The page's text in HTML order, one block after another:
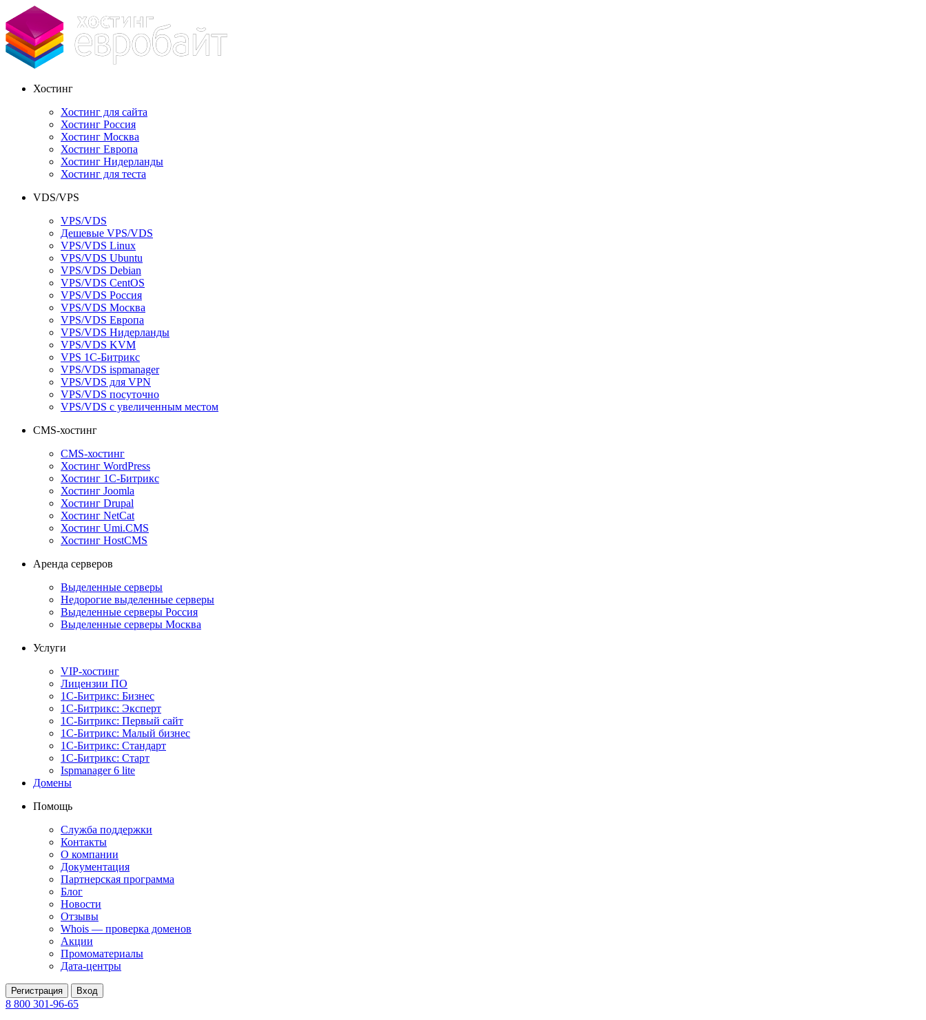
Хостинг
Хостинг для сайта
Хостинг Россия
Хостинг Москва
Хостинг Европа
Хостинг Нидерланды
Хостинг для теста
VDS/VPS
VPS/VDS
Дешевые VPS/VDS
VPS/VDS Linux
VPS/VDS Ubuntu
VPS/VDS Debian
VPS/VDS CentOS
VPS/VDS Россия
VPS/VDS Москва
VPS/VDS Европа
VPS/VDS Нидерланды
VPS/VDS KVM
VPS 1С-Битрикс
VPS/VDS ispmanager
VPS/VDS для VPN
VPS/VDS посуточно
VPS/VDS с увеличенным местом
CMS-хостинг
CMS-хостинг
Хостинг WordPress
Хостинг 1С-Битрикс
Хостинг Joomla
Хостинг Drupal
Хостинг NetCat
Хостинг Umi.CMS
Хостинг HostCMS
Аренда серверов
Выделенные серверы
Недорогие выделенные серверы
Выделенные серверы Россия
Выделенные серверы Москва
Услуги
VIP-хостинг
Лицензии ПО
1С-Битрикс: Бизнес
1С-Битрикс: Эксперт
1С-Битрикс: Первый сайт
1С-Битрикс: Малый бизнес
1С-Битрикс: Стандарт
1С-Битрикс: Старт
Ispmanager 6 lite
Домены
Помощь
Служба поддержки
Контакты
О компании
Документация
Партнерская программа
Блог
Новости
Отзывы
Whois — проверка доменов
Акции
Промоматериалы
Дата-центры
Регистрация Вход
8 800 301-96-65